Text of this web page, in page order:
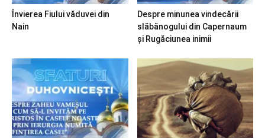
Învierea Fiului văduvei din
Nain
Despre minunea vindecării
slăbănogului din Capernaum
și Rugăciunea inimii